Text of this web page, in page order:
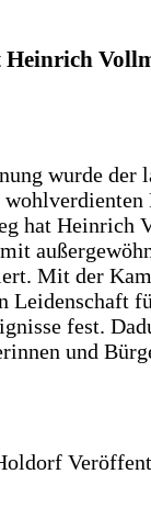
Heinrich
wurde der
hat Heinrich
Mit der
Leidenschaft
fest.
und